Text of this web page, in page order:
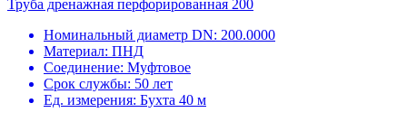
Труба дренажная перфорированная 200
Номинальный диаметр DN: 200.0000
Материал: ПНД
Соединение: Муфтовое
Срок службы: 50 лет
Ед. измерения: Бухта 40 м